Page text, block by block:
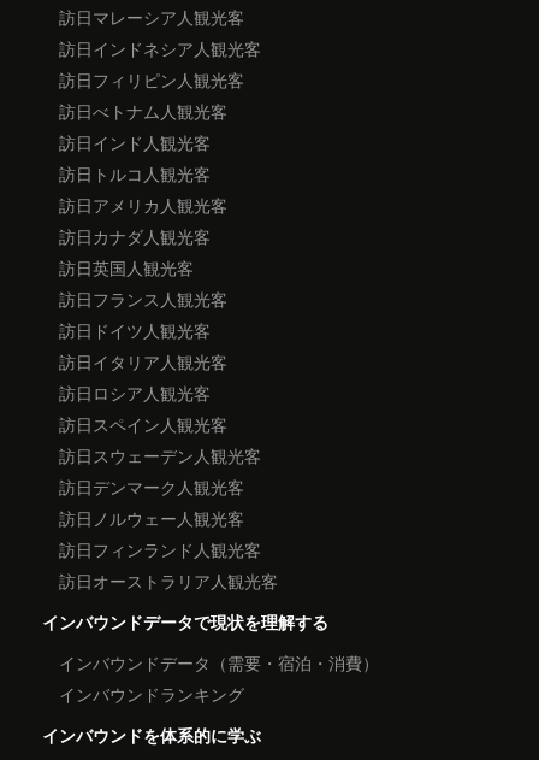
訪日マレーシア人観光客
訪日インドネシア人観光客
訪日フィリピン人観光客
訪日べトナム人観光客
訪日インド人観光客
訪日トルコ人観光客
訪日アメリカ人観光客
訪日カナダ人観光客
訪日英国人観光客
訪日フランス人観光客
訪日ドイツ人観光客
訪日イタリア人観光客
訪日ロシア人観光客
訪日スペイン人観光客
訪日スウェーデン人観光客
訪日デンマーク人観光客
訪日ノルウェー人観光客
訪日フィンランド人観光客
訪日オーストラリア人観光客
インバウンドデータで現状を理解する
インバウンドデータ（需要・宿泊・消費）
インバウンドランキング
インバウンドを体系的に学ぶ